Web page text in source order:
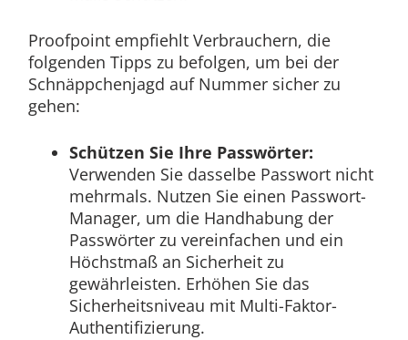
Proofpoint empfiehlt Verbrauchern, die
folgenden Tipps zu befolgen, um bei der
Schnäppchenjagd auf Nummer sicher zu
gehen:
Schützen Sie Ihre Passwörter:
Verwenden Sie dasselbe Passwort nicht
mehrmals. Nutzen Sie einen Passwort-
Manager, um die Handhabung der
Passwörter zu vereinfachen und ein
Höchstmaß an Sicherheit zu
gewährleisten. Erhöhen Sie das
Sicherheitsniveau mit Multi-Faktor-
Authentifizierung.